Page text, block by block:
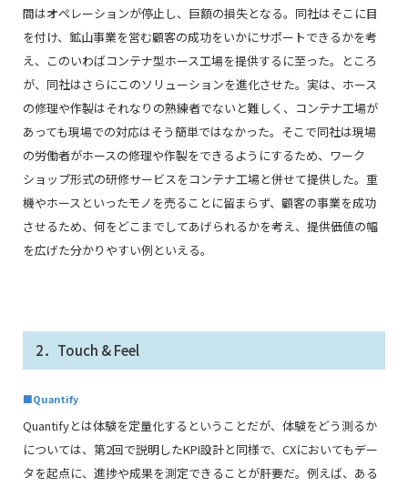
間はオペレーションが停止し、巨額の損失となる。同社はそこに目
を付け、鉱山事業を営む顧客の成功をいかにサポートできるかを考
え、このいわばコンテナ型ホース工場を提供するに至った。ところ
が、同社はさらにこのソリューションを進化させた。実は、ホース
の修理や作製はそれなりの熟練者でないと難しく、コンテナ工場が
あっても現場での対応はそう簡単ではなかった。そこで同社は現場
の労働者がホースの修理や作製をできるようにするため、ワーク
ショップ形式の研修サービスをコンテナ工場と併せて提供した。重
機やホースといったモノを売ることに留まらず、顧客の事業を成功
させるため、何をどこまでしてあげられるかを考え、提供価値の幅
を広げた分かりやすい例といえる。
2．Touch & Feel
■Quantify
Quantifyとは体験を定量化するということだが、体験をどう測るか
については、第2回で説明したKPI設計と同様で、CXにおいてもデー
タを起点に、進捗や成果を測定できることが肝要だ。例えば、ある